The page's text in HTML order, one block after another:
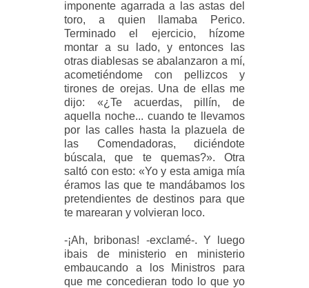
imponente agarrada a las astas del
toro, a quien llamaba Perico.
Terminado el ejercicio, hízome
montar a su lado, y entonces las
otras diablesas se abalanzaron a mí,
acometiéndome con pellizcos y
tirones de orejas. Una de ellas me
dijo: «¿Te acuerdas, pillín, de
aquella noche... cuando te llevamos
por las calles hasta la plazuela de
las Comendadoras, diciéndote
búscala, que te quemas?». Otra
saltó con esto: «Yo y esta amiga mía
éramos las que te mandábamos los
pretendientes de destinos para que
te marearan y volvieran loco.
-¡Ah, bribonas! -exclamé-. Y luego
ibais de ministerio en ministerio
embaucando a los Ministros para
que me concedieran todo lo que yo